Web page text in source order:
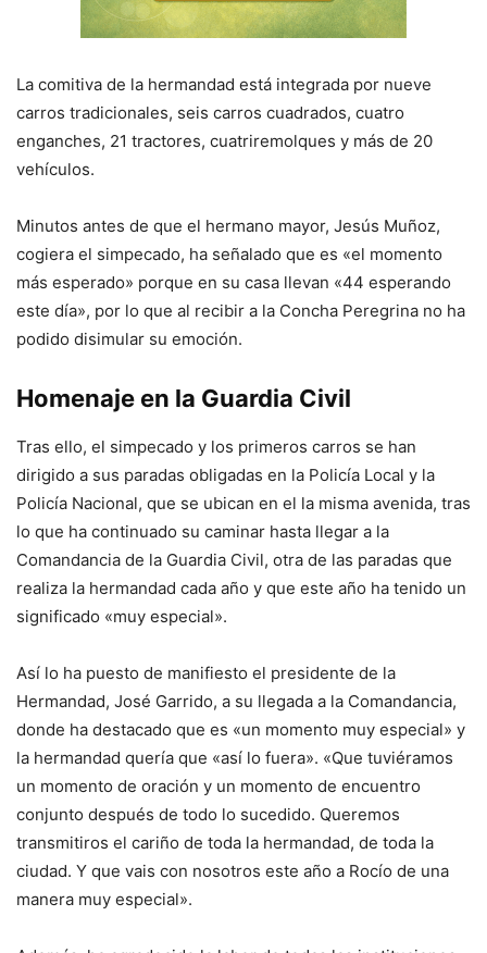
La comitiva de la hermandad está integrada por nueve
carros tradicionales, seis carros cuadrados, cuatro
enganches, 21 tractores, cuatriremolques y más de 20
vehículos.
Minutos antes de que el hermano mayor, Jesús Muñoz,
cogiera el simpecado, ha señalado que es «el momento
más esperado» porque en su casa llevan «44 esperando
este día», por lo que al recibir a la Concha Peregrina no ha
podido disimular su emoción.
Homenaje en la Guardia Civil
Tras ello, el simpecado y los primeros carros se han
dirigido a sus paradas obligadas en la Policía Local y la
Policía Nacional, que se ubican en el la misma avenida, tras
lo que ha continuado su caminar hasta llegar a la
Comandancia de la Guardia Civil, otra de las paradas que
realiza la hermandad cada año y que este año ha tenido un
significado «muy especial».
Así lo ha puesto de manifiesto el presidente de la
Hermandad, José Garrido, a su llegada a la Comandancia,
donde ha destacado que es «un momento muy especial» y
la hermandad quería que «así lo fuera». «Que tuviéramos
un momento de oración y un momento de encuentro
conjunto después de todo lo sucedido. Queremos
transmitiros el cariño de toda la hermandad, de toda la
ciudad. Y que vais con nosotros este año a Rocío de una
manera muy especial».